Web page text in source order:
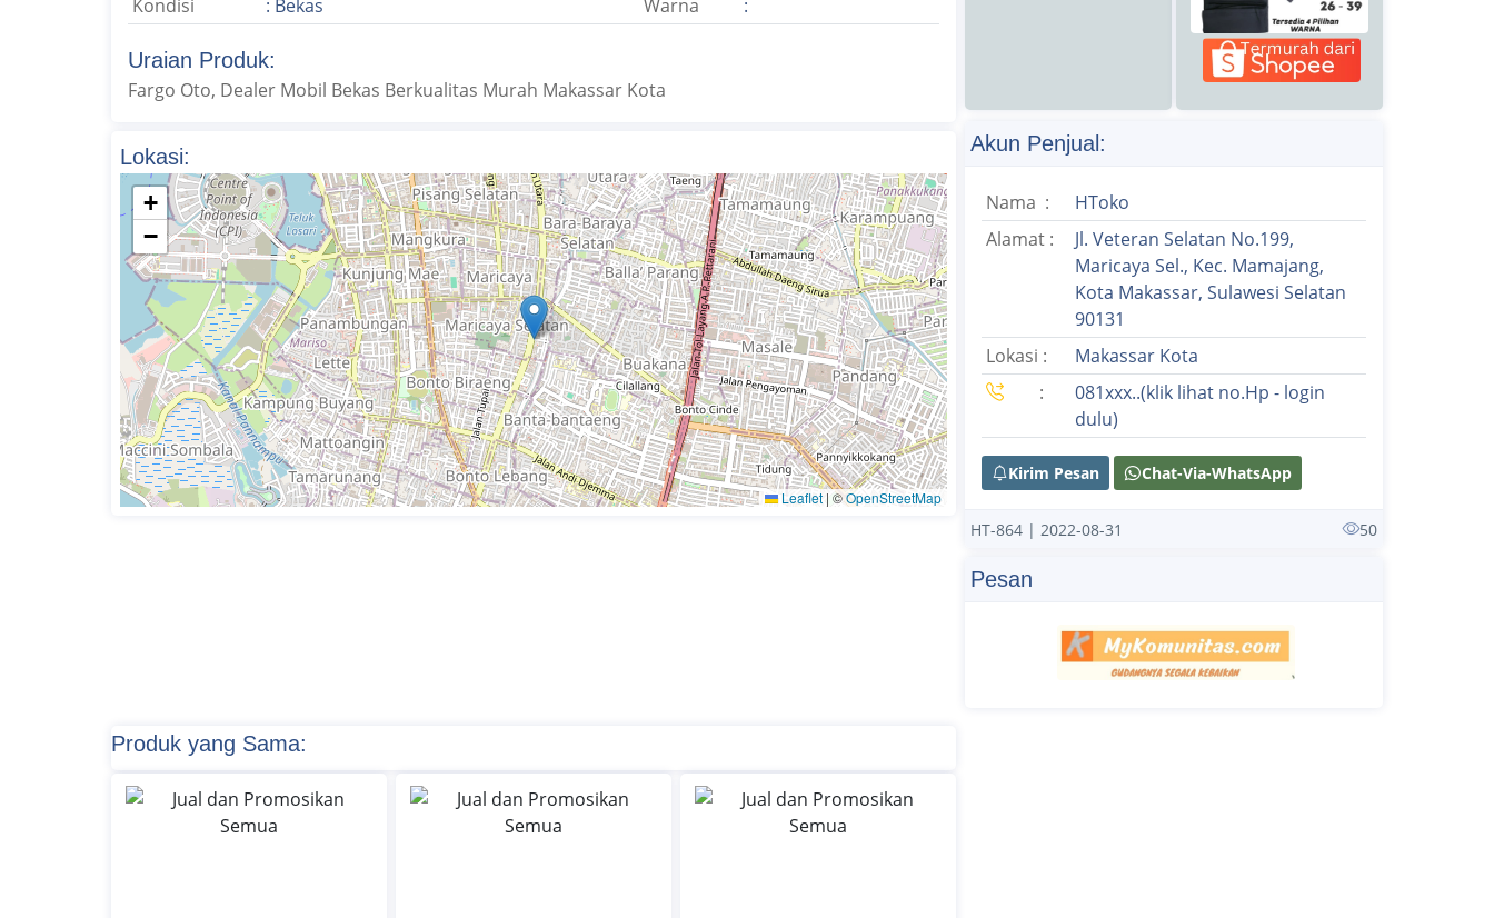
Kondisi
: Bekas Warna :
Uraian Produk:
Fargo Oto, Dealer Mobil Bekas Berkualitas Murah Makassar Kota
Lokasi:
+
−
Leaflet | ©OpenStreetMap
Akun Penjual:
Nama :
HToko
Alamat :
Jl. Veteran Selatan No.199,
Maricaya Sel., Kec. Mamajang,
Kota Makassar, Sulawesi Selatan
90131
Lokasi :
Makassar Kota
:
081xxx..(klik lihat no.Hp - login
dulu)
Kirim Pesan Chat-Via-WhatsApp
HT-864 | 2022-08-31 50
Pesan
Produk yang Sama: